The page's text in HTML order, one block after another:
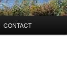
CONTACT